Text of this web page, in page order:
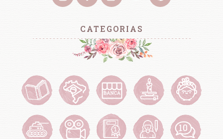
CATEGORIAS